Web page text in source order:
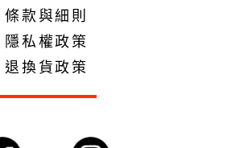
條款與細則
隱私權政策
退換貨政策